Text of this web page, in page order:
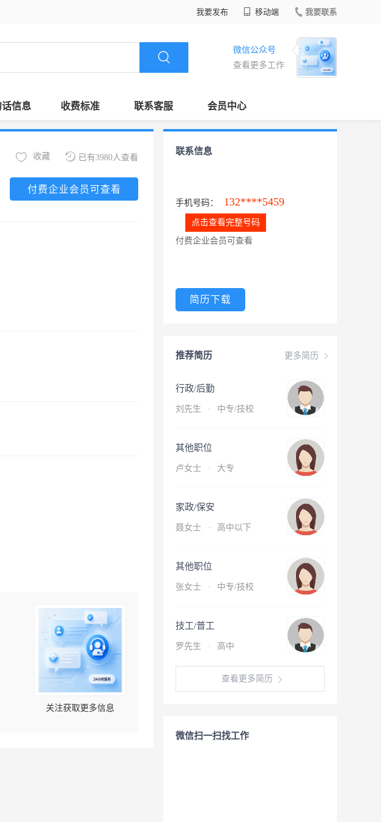
我要发布 移动端 我要联系
微信公众号
查看更多工作
信息 收费标准 联系客服 会员中心
已有3980人查看
收藏
付费企业会员可查看
关注获取更多信息
联系信息
手机号码： 132****5459
点击查看完整号码
付费企业会员可查看
简历下载
更多简历
推荐简历
行政/后勤
刘先生 · 中专/技校
其他职位
卢女士 · 大专
家政/保安
聂女士 · 高中以下
其他职位
张女士 · 中专/技校
技工/普工
罗先生 · 高中
查看更多简历
微信扫一扫找工作